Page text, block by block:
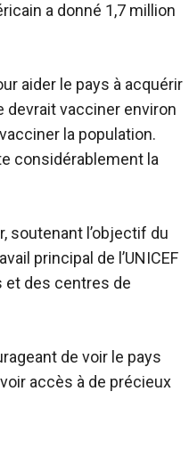
a donné 1,7 million
aider le pays à acquérir
devrait vacciner environ
la population.
considérablement la
soutenant l’objectif du
principal de l’UNICEF
et des centres de
de voir le pays
accès à de précieux